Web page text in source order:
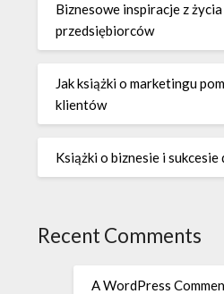
Biznesowe inspiracje z
przedsiębiorców
Jak książki o marketingu
klientów
Książki o biznesie i sukcesie
Recent Comments
A WordPress